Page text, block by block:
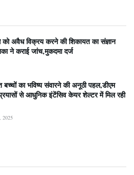
अवैध विक्रय करने की शिकायत का संज्ञान
ने कराई जांच,मुकदमा दर्ज
बच्चों का भविष्य संवारने की अनूठी पहल,डीएम
से आधुनिक इंटेंसिव केयर शेल्टर में मिल रही
2025